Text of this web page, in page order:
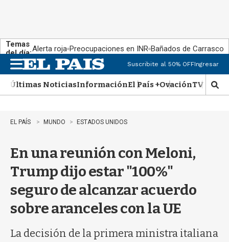
Temas
del día:Alerta roja Preocupaciones en INR Bañados de Carrasco
n
u
Suscribite al 50% OFFIngresar
Últimas NoticiasInformaciónEl País +OvaciónTV Show
M
o
a
EL PAÍS MUNDO ESTADOS UNIDOS
En una reunión con Meloni,
Trump dijo estar "100%"
seguro de alcanzar acuerdo
sobre aranceles con la UE
La decisión de la primera ministra italiana